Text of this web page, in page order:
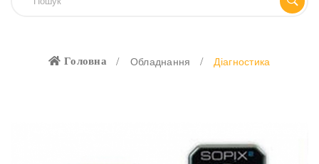
Головна Обладнання Діагностика